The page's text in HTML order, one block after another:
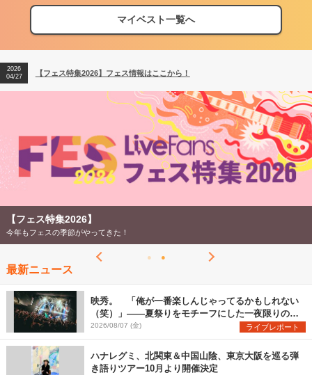
マイベスト一覧へ
【フェス特集2026】フェス情報はここから！
【ライブ動員ランキング】2026年上半期編発表！
2026
04/27
【フェス特集2026】フェス情報はここから！
2026
【ライブ動員ランキング】2026年上半期編発表！
【フェス特集2026】
今年もフェスの季節がやってきた！
最新ニュース
映秀。 「俺が一番楽しんじゃってるかもしれない
（笑）」――夏祭りをモチーフにした一夜限りのス
ペシャルライブ『色祭』レポート
2026/08/07 (金) ライブレポート
ハナレグミ、北関東＆中国山陰、東京大阪を巡る弾
き語りツアー10月より開催決定